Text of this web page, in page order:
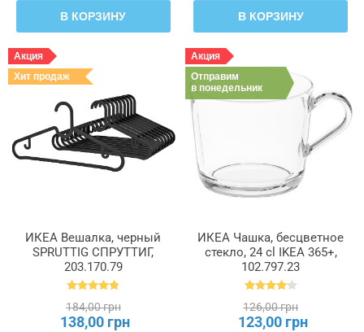
В КОРЗИНУ В КОРЗИНУ
Акция
Хит продаж
ИКЕА Вешалка, черный
SPRUTTIG СПРУТТИГ,
203.170.79
184,00 грн
138,00 грн
Акция
Отправим
в понедельник
ИКЕА Чашка, бесцветное
стекло, 24 cl IKEA 365+,
102.797.23
126,00 грн
123,00 грн